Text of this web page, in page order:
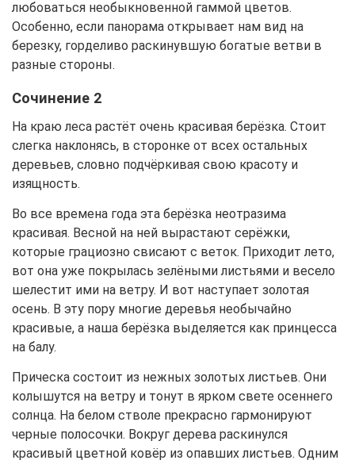
любоваться необыкновенной гаммой цветов.
Особенно, если панорама открывает нам вид на
березку, горделиво раскинувшую богатые ветви в
разные стороны.
Сочинение 2
На краю леса растёт очень красивая берёзка. Стоит
слегка наклонясь, в сторонке от всех остальных
деревьев, словно подчёркивая свою красоту и
изящность.
Во все времена года эта берёзка неотразима
красивая. Весной на ней вырастают серёжки,
которые грациозно свисают с веток. Приходит лето,
вот она уже покрылась зелёными листьями и весело
шелестит ими на ветру. И вот наступает золотая
осень. В эту пору многие деревья необычайно
красивые, а наша берёзка выделяется как принцесса
на балу.
Прическа состоит из нежных золотых листьев. Они
колышутся на ветру и тонут в ярком свете осеннего
солнца. На белом стволе прекрасно гармонируют
черные полосочки. Вокруг дерева раскинулся
красивый цветной ковёр из опавших листьев. Одним